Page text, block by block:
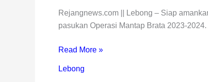
Rejangnews.com || Lebong – Siap
pasukan Operasi Mantap Brata 2023-
Read More »
Lebong